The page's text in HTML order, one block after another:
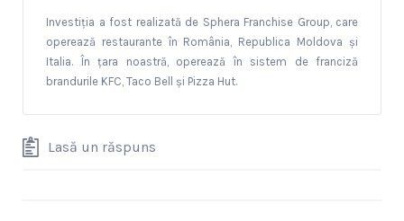
Investiția a fost realizată de Sphera Franchise Group, care
operează restaurante în România, Republica Moldova și
Italia. În țara noastră, operează în sistem de franciză
brandurile KFC, Taco Bell și Pizza Hut.
Lasă un răspuns